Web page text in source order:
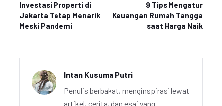
Investasi Properti di
Jakarta Tetap Menarik
Meski Pandemi
9 Tips Mengatur
Keuangan Rumah Tangga
saat Harga Naik
Intan Kusuma Putri
Penulis berbakat, menginspirasi lewat
artikel, cerita, dan esai yang